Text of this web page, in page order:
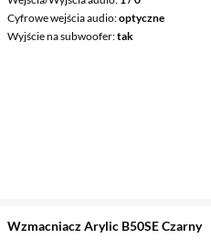
Cyfrowe wejścia audio optyczne
Wyjście na subwoofer tak
Wzmacniacz Arylic B50SE Czarny